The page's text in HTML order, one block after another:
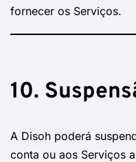
fornecer os Serviços.
10.
A Disoh poderá
conta ou aos Serviços